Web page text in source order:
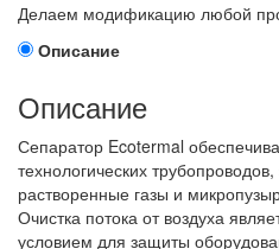
Делаем модификацию любой
Описание
Описание
Сепаратор Ecotermal
технологических
растворенные газы и
Очистка потока от воздуха
условием для защиты